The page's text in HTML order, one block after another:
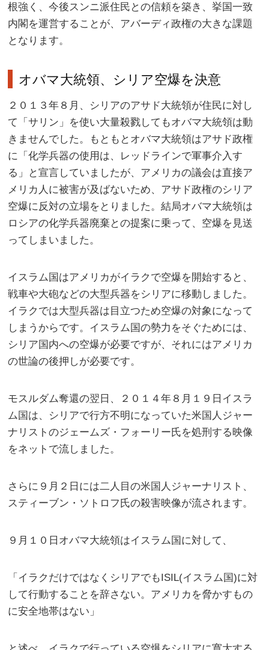
根強く、今後スンニ派住民との信頼を築き、挙国一致
内閣を運営することが、アバーディ政権の大きな課題
となります。
オバマ大統領、シリア空爆を決意
２０１３年８月、シリアのアサド大統領が住民に対し
て「サリン」を使い大量殺戮してもオバマ大統領は動
きませんでした。もともとオバマ大統領はアサド政権
に「化学兵器の使用は、レッドラインで軍事介入す
る」と宣言していましたが、アメリカの議会は直接ア
メリカ人に被害が及ばないため、アサド政権のシリア
空爆に反対の立場をとりました。結局オバマ大統領は
ロシアの化学兵器廃棄との提案に乗って、空爆を見送
ってしまいました。
イスラム国はアメリカがイラクで空爆を開始すると、
戦車や大砲などの大型兵器をシリアに移動しました。
イラクでは大型兵器は目立つため空爆の対象になって
しまうからです。イスラム国の勢力をそぐためには、
シリア国内への空爆が必要ですが、それにはアメリカ
の世論の後押しが必要です。
モスルダム奪還の翌日、２０１４年８月１９日イスラ
ム国は、シリアで行方不明になっていた米国人ジャー
ナリストのジェームズ・フォーリー氏を処刑する映像
をネットで流しました。
さらに９月２日には二人目の米国人ジャーナリスト、
スティーブン・ソトロフ氏の殺害映像が流されます。
９月１０日オバマ大統領はイスラム国に対して、
「イラクだけではなくシリアでもISIL(イスラム国)に対
して行動することを辞さない。アメリカを脅かすもの
に安全地帯はない」